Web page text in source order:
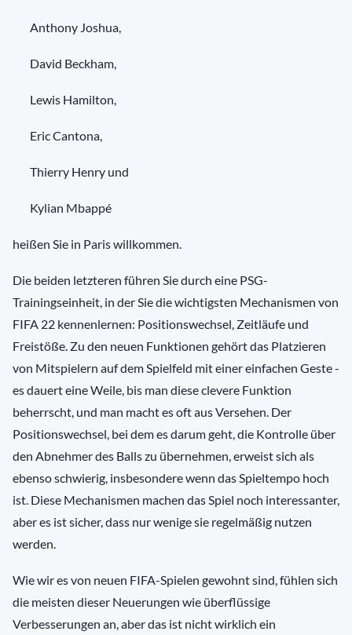
Anthony Joshua,
David Beckham,
Lewis Hamilton,
Eric Cantona,
Thierry Henry und
Kylian Mbappé
heißen Sie in Paris willkommen.
Die beiden letzteren führen Sie durch eine PSG-
Trainingseinheit, in der Sie die wichtigsten Mechanismen von
FIFA 22 kennenlernen: Positionswechsel, Zeitläufe und
Freistöße. Zu den neuen Funktionen gehört das Platzieren
von Mitspielern auf dem Spielfeld mit einer einfachen Geste -
es dauert eine Weile, bis man diese clevere Funktion
beherrscht, und man macht es oft aus Versehen. Der
Positionswechsel, bei dem es darum geht, die Kontrolle über
den Abnehmer des Balls zu übernehmen, erweist sich als
ebenso schwierig, insbesondere wenn das Spieltempo hoch
ist. Diese Mechanismen machen das Spiel noch interessanter,
aber es ist sicher, dass nur wenige sie regelmäßig nutzen
werden.
Wie wir es von neuen FIFA-Spielen gewohnt sind, fühlen sich
die meisten dieser Neuerungen wie überflüssige
Verbesserungen an, aber das ist nicht wirklich ein